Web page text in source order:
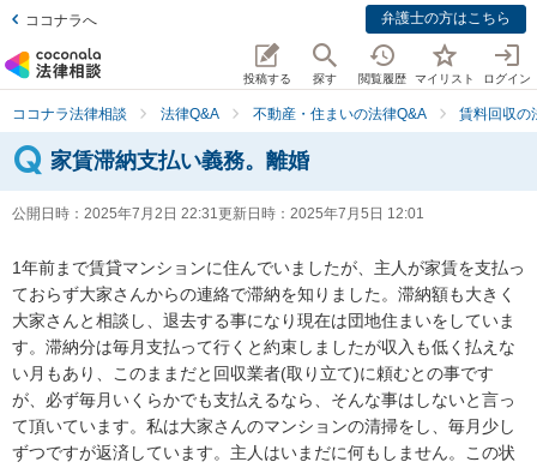
ココナラへ 弁護士の方はこちら
投稿する 探す 閲覧履歴 マイリスト ログイン
ココナラ法律相談 法律Q&A 不動産・住まいの法律Q&A 賃料回収の
家賃滞納支払い義務。離婚
公開日時： 2025年7月2日 22:31更新日時： 2025年7月5日 12:01
1年前まで賃貸マンションに住んでいましたが、主人が家賃を支払っ
ておらず大家さんからの連絡で滞納を知りました。滞納額も大きく
大家さんと相談し、退去する事になり現在は団地住まいをしていま
す。滞納分は毎月支払って行くと約束しましたが収入も低く払えな
い月もあり、このままだと回収業者(取り立て)に頼むとの事です
が、必ず毎月いくらかでも支払えるなら、そんな事はしないと言っ
て頂いています。私は大家さんのマンションの清掃をし、毎月少し
ずつですが返済しています。主人はいまだに何もしません。この状